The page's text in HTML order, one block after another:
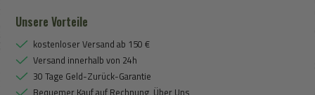
Unsere Vorteile
kostenloser Versand ab 150 €
Versand innerhalb von 24h
30 Tage Geld-Zurück-Garantie
Bequemer Kauf auf Rechnung, Über Uns